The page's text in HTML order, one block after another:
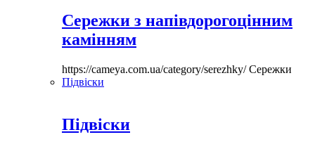
Сережки з напівдорогоцінним
камінням
https://cameya.com.ua/category/serezhky/Сережки
Підвіски
Підвіски